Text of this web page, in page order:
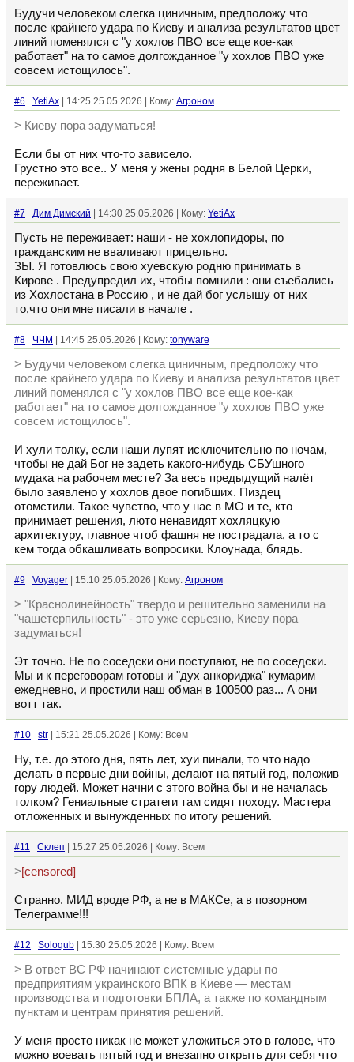
Будучи человеком слегка циничным, предположу что
после крайнего удара по Киеву и анализа результатов цвет
линий поменялся с "у хохлов ПВО все еще кое-как
работает" на то самое долгожданное "у хохлов ПВО уже
совсем истощилось".
#6 YetiAx | 14:25 25.05.2026 | Кому: Агроном
> Киеву пора задуматься!
Если бы от них что-то зависело.
Грустно это все.. У меня у жены родня в Белой Церки,
переживает.
#7 Дим Димский | 14:30 25.05.2026 | Кому: YetiAx
Пусть не переживает: наши - не хохлопидоры, по
гражданским не вваливают прицельно.
ЗЫ. Я готовлюсь свою хуевскую родню принимать в
Кирове . Предупредил их, чтобы помнили : они съебались
из Хохлостана в Россию , и не дай бог услышу от них
то,что они мне писали в начале .
#8 ЧЧМ | 14:45 25.05.2026 | Кому: tonyware
> Будучи человеком слегка циничным, предположу что
после крайнего удара по Киеву и анализа результатов цвет
линий поменялся с "у хохлов ПВО все еще кое-как
работает" на то самое долгожданное "у хохлов ПВО уже
совсем истощилось".
И хули толку, если наши лупят исключительно по ночам,
чтобы не дай Бог не задеть какого-нибудь СБУшного
мудака на рабочем месте? За весь предыдущий налёт
было заявлено у хохлов двое погибших. Пиздец
отомстили. Такое чувство, что у нас в МО и те, кто
принимает решения, люто ненавидят хохляцкую
архитектуру, главное чтоб фашня не пострадала, а то с
кем тогда обкашливать вопросики. Клоунада, блядь.
#9 Voyager | 15:10 25.05.2026 | Кому: Агроном
> "Краснолинейность" твердо и решительно заменили на
"чашетерпильность" - это уже серьезно, Киеву пора
задуматься!
Эт точно. Не по соседски они поступают, не по соседски.
Мы и к переговорам готовы и "дух анкориджа" кумарим
ежедневно, и простили наш обман в 100500 раз... А они
вотт так.
#10 str | 15:21 25.05.2026 | Кому: Всем
Ну, т.е. до этого дня, пять лет, хуи пинали, то что надо
делать в первые дни войны, делают на пятый год, положив
гору людей. Может начни с этого война бы и не началась
толком? Гениальные стратеги там сидят походу. Мастера
отложенных и вынужденных по итогу решений.
#11 Склеп | 15:27 25.05.2026 | Кому: Всем
>[censored]
Странно. МИД вроде РФ, а не в МАКСе, а в позорном
Телеграмме!!!
#12 Soloqub | 15:30 25.05.2026 | Кому: Всем
> В ответ ВС РФ начинают системные удары по
предприятиям украинского ВПК в Киеве — местам
производства и подготовки БПЛА, а также по командным
пунктам и центрам принятия решений.
У меня просто никак не может уложиться это в голове, что
можно воевать пятый год и внезапно открыть для себя что